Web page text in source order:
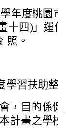
年度桃園
十四)」運
照。
學習扶助整
，目的係
計畫之學